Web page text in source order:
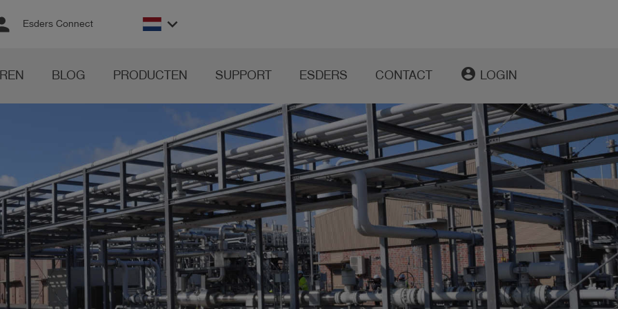
Esders Connect keyboard_arrow_down
BLOG PRODUCTEN SUPPORT ESDERS CONTACT account_circle LOGIN